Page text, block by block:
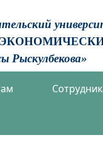
Рыскулбекова»